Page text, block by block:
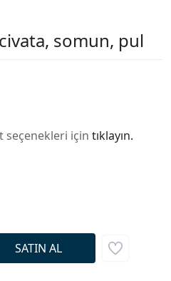
civata, somun, pul
seçenekleri için tıklayın.